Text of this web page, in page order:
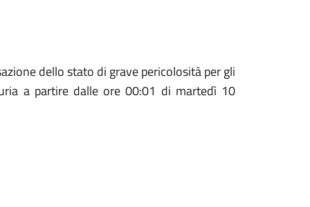
dello stato di grave pericolosità per gli
a partire dalle ore 00:01 di martedì 10